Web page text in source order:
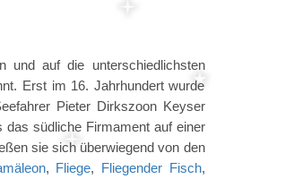
und auf die unterschiedlichsten
Erst im 16. Jahrhundert wurde
Pieter Dirkszoon Keyser
das südliche Firmament auf einer
sie sich überwiegend von den
, Fliege, Fliegender Fisch,